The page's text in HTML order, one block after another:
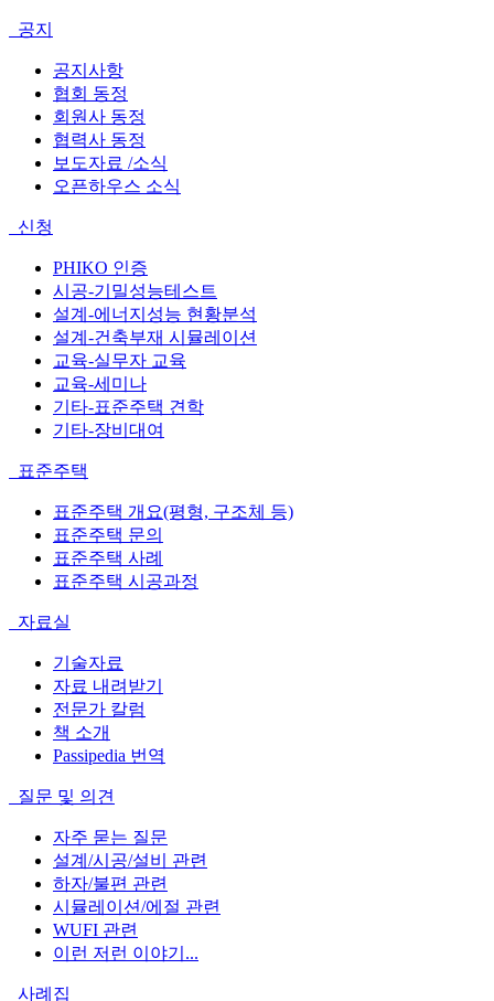
공지
공지사항
협회 동정
회원사 동정
협력사 동정
보도자료 /소식
오픈하우스 소식
신청
PHIKO 인증
시공-기밀성능테스트
설계-에너지성능 현황분석
설계-건축부재 시뮬레이션
교육-실무자 교육
교육-세미나
기타-표준주택 견학
기타-장비대여
표준주택
표준주택 개요(평형, 구조체 등)
표준주택 문의
표준주택 사례
표준주택 시공과정
자료실
기술자료
자료 내려받기
전문가 칼럼
책 소개
Passipedia 번역
질문 및 의견
자주 묻는 질문
설계/시공/설비 관련
하자/불편 관련
시뮬레이션/에절 관련
WUFI 관련
이런 저런 이야기...
사례집